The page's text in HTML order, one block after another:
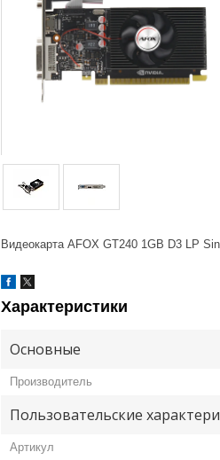
Видеокарта AFOX GT240 1GB D3 LP
Характеристики
Основные
Производитель
Пользовательские
Артикул